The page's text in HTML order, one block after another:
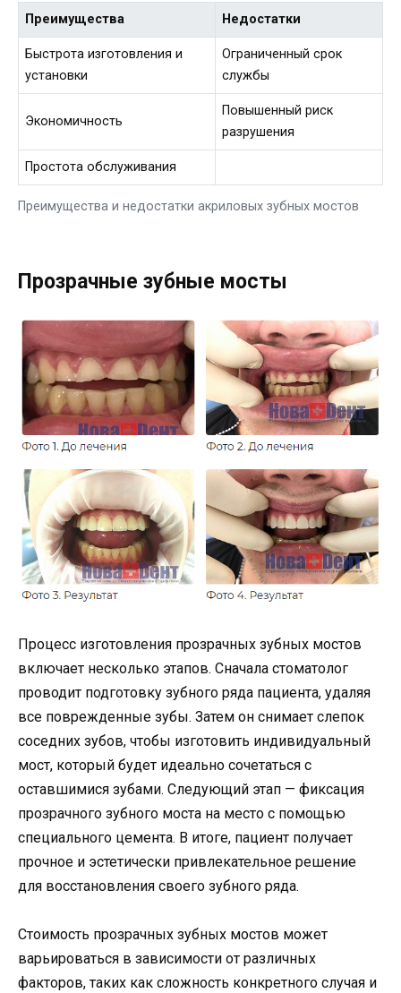
Преимущества и недостатки акриловых зубных мостов
Преимущества Недостатки
Быстрота изготовления и
установки
Ограниченный срок
службы
Экономичность
Повышенный риск
разрушения
Простота обслуживания
Прозрачные зубные мосты
Процесс изготовления прозрачных зубных мостов
включает несколько этапов. Сначала стоматолог
проводит подготовку зубного ряда пациента, удаляя
все поврежденные зубы. Затем он снимает слепок
соседних зубов, чтобы изготовить индивидуальный
мост, который будет идеально сочетаться с
оставшимися зубами. Следующий этап — фиксация
прозрачного зубного моста на место с помощью
специального цемента. В итоге, пациент получает
прочное и эстетически привлекательное решение
для восстановления своего зубного ряда.
Стоимость прозрачных зубных мостов может
варьироваться в зависимости от различных
факторов, таких как сложность конкретного случая и